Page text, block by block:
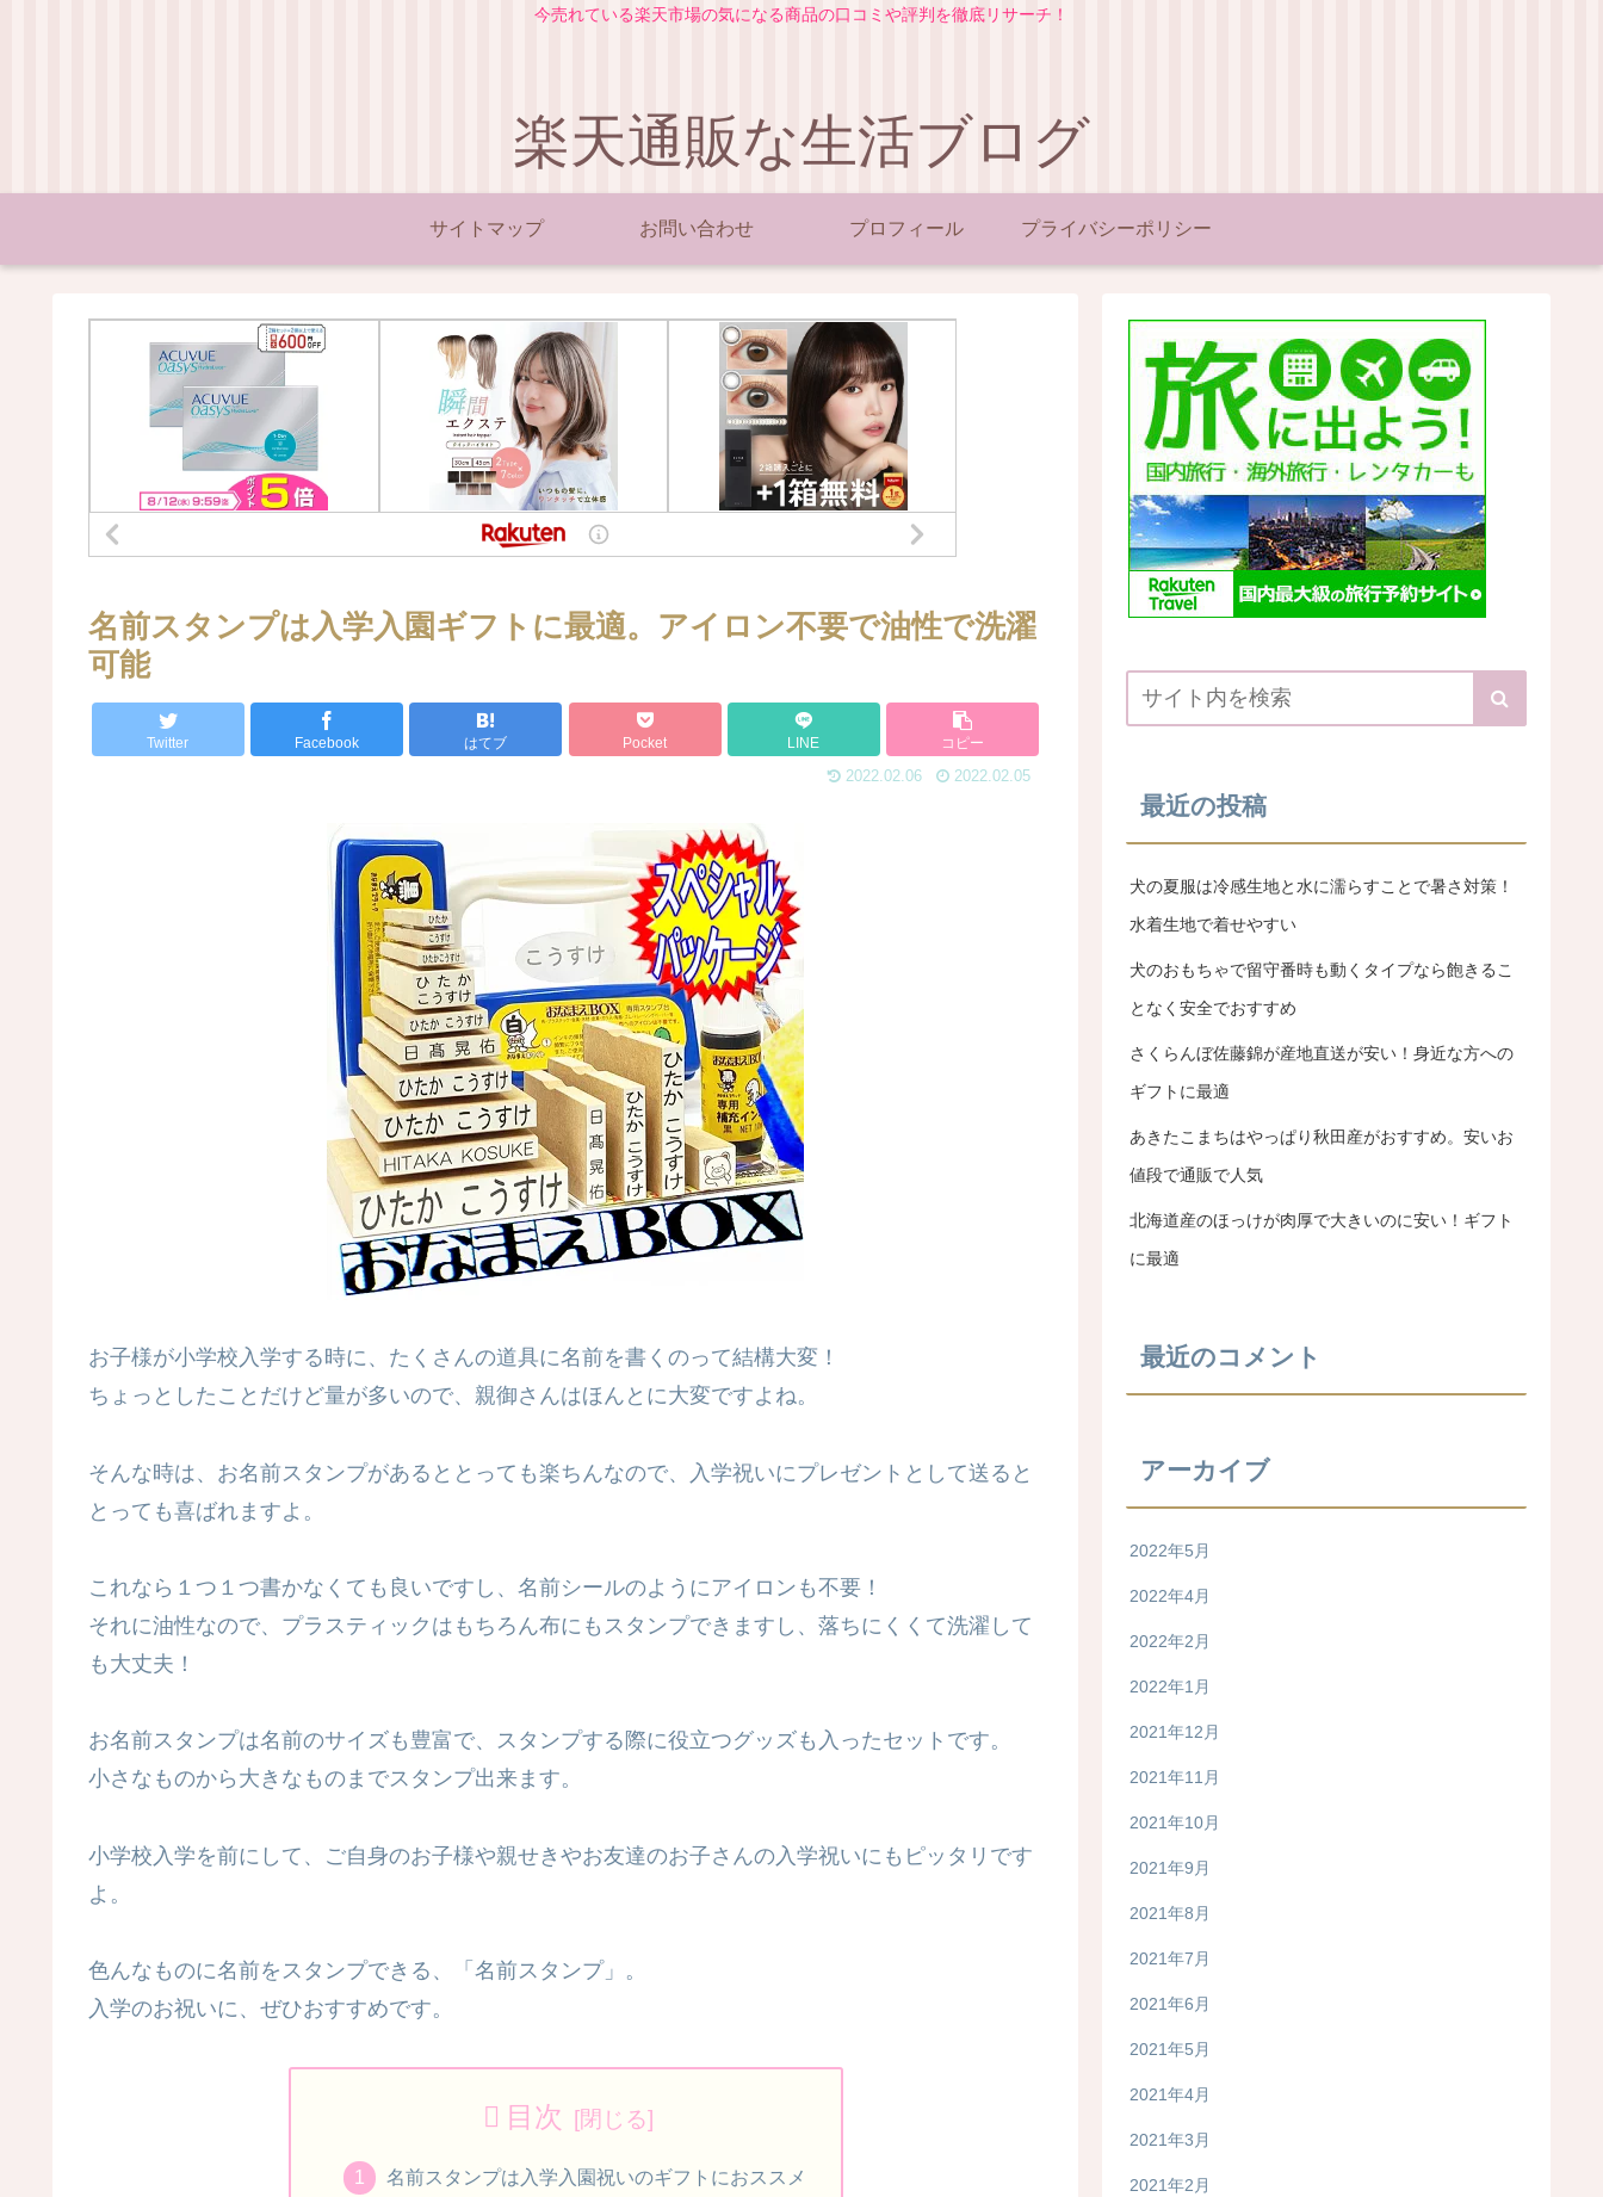
今売れている楽天市場の気になる商品の口コミや評判を徹底リサーチ！
楽天通販な生活ブログ
サイトマップ お問い合わせ プロフィール プライバシーポリシー
名前スタンプは入学入園ギフトに最適。アイロン不要で油性で洗濯
可能
Twitter Facebook はてブ Pocket LINE コピー
2022.02.06 2022.02.05
お子様が小学校入学する時に、たくさんの道具に名前を書くのって結構大変！
ちょっとしたことだけど量が多いので、親御さんはほんとに大変ですよね。
そんな時は、お名前スタンプがあるととっても楽ちんなので、入学祝いにプレゼントとして送ると
とっても喜ばれますよ。
これなら１つ１つ書かなくても良いですし、名前シールのようにアイロンも不要！
それに油性なので、プラスティックはもちろん布にもスタンプできますし、落ちにくくて洗濯して
も大丈夫！
お名前スタンプは名前のサイズも豊富で、スタンプする際に役立つグッズも入ったセットです。
小さなものから大きなものまでスタンプ出来ます。
小学校入学を前にして、ご自身のお子様や親せきやお友達のお子さんの入学祝いにもピッタリです
よ。
色んなものに名前をスタンプできる、「名前スタンプ」。
入学のお祝いに、ぜひおすすめです。
目次
名前スタンプは入学入園祝いのギフトにおススメ
最近の投稿
犬の夏服は冷感生地と水に濡らすことで暑さ対策！
水着生地で着せやすい
犬のおもちゃで留守番時も動くタイプなら飽きるこ
となく安全でおすすめ
さくらんぼ佐藤錦が産地直送が安い！身近な方への
ギフトに最適
あきたこまちはやっぱり秋田産がおすすめ。安いお
値段で通販で人気
北海道産のほっけが肉厚で大きいのに安い！ギフト
に最適
最近のコメント
アーカイブ
2022年5月
2022年4月
2022年2月
2022年1月
2021年12月
2021年11月
2021年10月
2021年9月
2021年8月
2021年7月
2021年6月
2021年5月
2021年4月
2021年3月
2021年2月